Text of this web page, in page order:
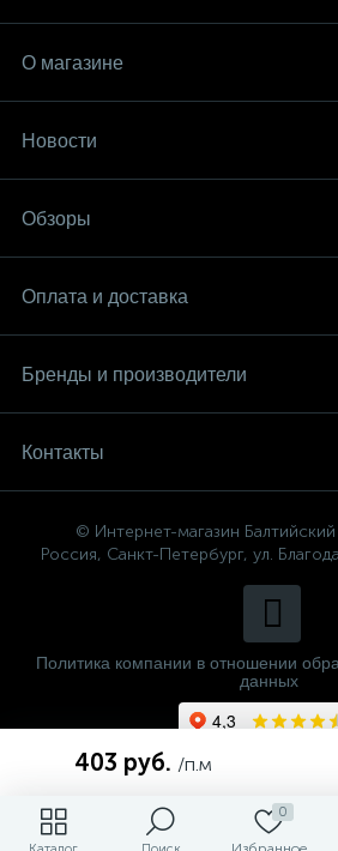
0
403 руб. /п.м
О магазине
Новости
Обзоры
Оплата и доставка
Бренды и производители
Контакты
© Интернет-магазин
Россия, Санкт-Петербург, ул.
Политика компании в отношении
данных